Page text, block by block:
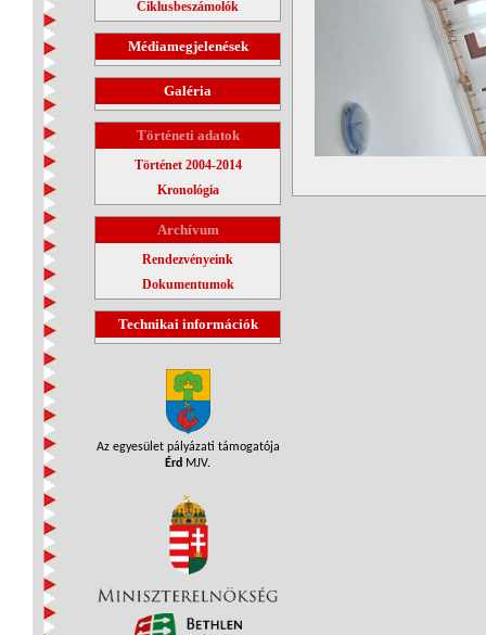
Ciklusbeszámolók
Médiamegjelenések
Galéria
Történeti adatok
Történet 2004-2014
Kronológia
Archívum
Rendezvényeink
Dokumentumok
Technikai információk
Az egyesület pályázati támogatója
Érd MJV.